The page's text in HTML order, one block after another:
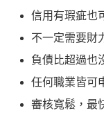
信用有瑕疵也
不一定需要財
負債比超過也
任何職業皆可
審核寬鬆，最